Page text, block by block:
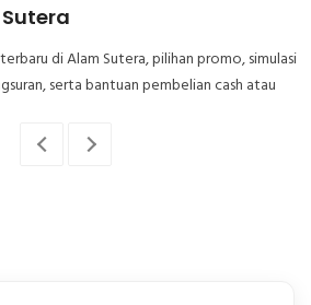
Sutera
di Alam Sutera, pilihan promo, simulasi
serta bantuan pembelian cash atau